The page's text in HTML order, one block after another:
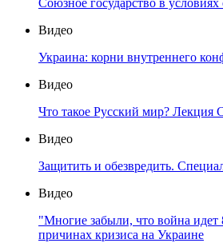
Союзное государство в
Видео
Украина: корни внутреннего
Видео
Что такое Русский мир? Лекция
Видео
Защитить и обезвредить.
Видео
"Многие забыли, что война идет
причинах кризиса на Украине